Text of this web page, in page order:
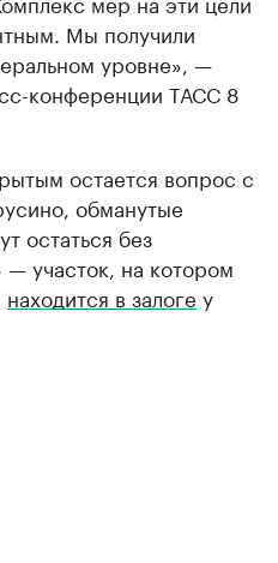
Мы получили
уровне», —
конференции ТАСС 8
остается вопрос с
обманутые
остаться без
участок, на котором
находится в залоге у